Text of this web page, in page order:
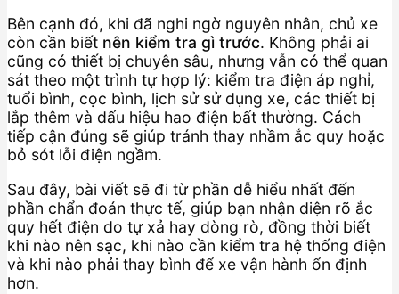
Bên cạnh đó, khi đã nghi ngờ nguyên nhân, chủ xe
còn cần biết nên kiểm tra gì trước. Không phải ai
cũng có thiết bị chuyên sâu, nhưng vẫn có thể quan
sát theo một trình tự hợp lý: kiểm tra điện áp nghỉ,
tuổi bình, cọc bình, lịch sử sử dụng xe, các thiết bị
lắp thêm và dấu hiệu hao điện bất thường. Cách
tiếp cận đúng sẽ giúp tránh thay nhầm ắc quy hoặc
bỏ sót lỗi điện ngầm.
Sau đây, bài viết sẽ đi từ phần dễ hiểu nhất đến
phần chẩn đoán thực tế, giúp bạn nhận diện rõ ắc
quy hết điện do tự xả hay dòng rò, đồng thời biết
khi nào nên sạc, khi nào cần kiểm tra hệ thống điện
và khi nào phải thay bình để xe vận hành ổn định
hơn.